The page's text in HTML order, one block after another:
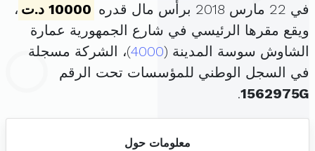
في 22 مارس 2018 برأس مال قدره
10000 د.ت
،
ويقع مقرها الرئيسي في شارع الجمهورية عمارة
الشاوش سوسة المدينة (4000)، الشركة مسجلة
في السجل الوطني للمؤسسات تحت الرقم
1562975G
.
معلومات حول